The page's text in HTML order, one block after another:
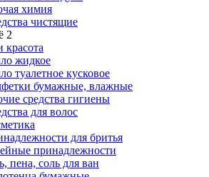
химия
чистящие
2
красота
жидкое
туалетное кусковое
бумажные, влажные
средства гигиены
для волос
для бритья
принадлежности
пена, соль для ван